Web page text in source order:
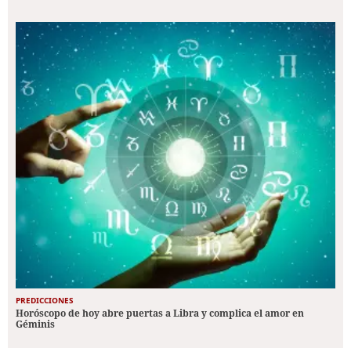
PREDICCIONES
Horóscopo de hoy abre puertas a Libra y complica el amor en
Géminis